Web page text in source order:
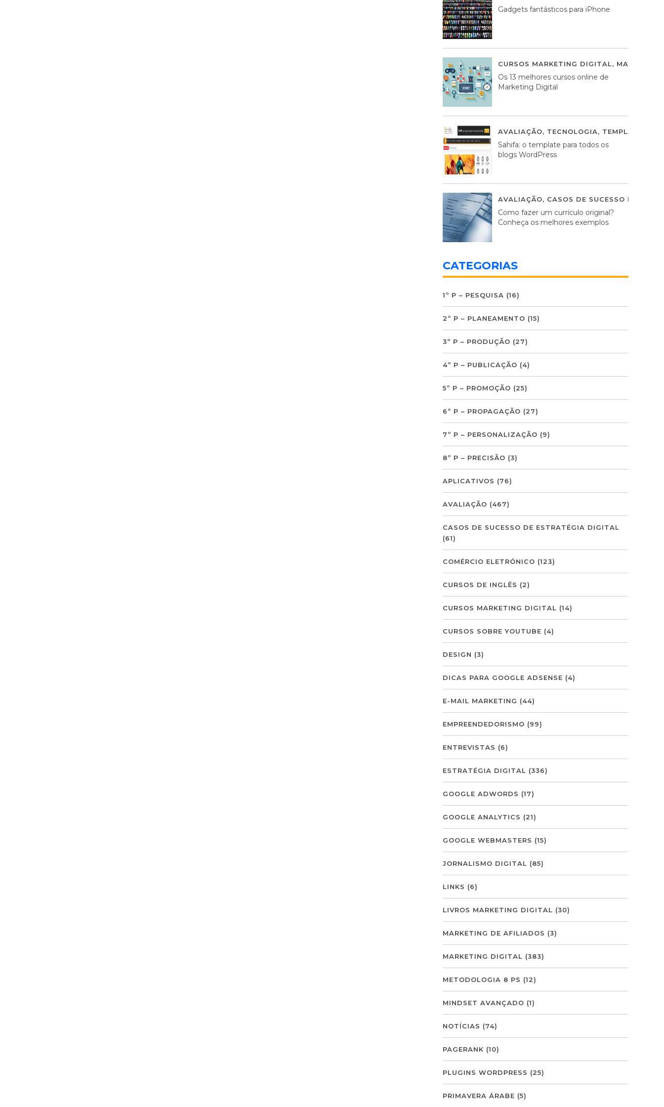
Gadgets fantásticos para iPhone
CURSOS MARKETING DIGITAL,
Os 13 melhores cursos online de
Marketing Digital
AVALIAÇÃO, TECNOLOGIA, TEMPLATES
Sahifa: o template para todos os
blogs WordPress
AVALIAÇÃO, CASOS DE SUCESSO DE
Como fazer um currículo original?
Conheça os melhores exemplos
CATEGORIAS
1º P – PESQUISA (16)
2º P – PLANEAMENTO (15)
3º P – PRODUÇÃO (27)
4º P – PUBLICAÇÃO (4)
5º P – PROMOÇÃO (25)
6º P – PROPAGAÇÃO (27)
7º P – PERSONALIZAÇÃO (9)
8º P – PRECISÃO (3)
APLICATIVOS (76)
AVALIAÇÃO (467)
CASOS DE SUCESSO DE ESTRATÉGIA DIGITAL
(61)
COMÉRCIO ELETRÓNICO (123)
CURSOS DE INGLÊS (2)
CURSOS MARKETING DIGITAL (14)
CURSOS SOBRE YOUTUBE (4)
DESIGN (3)
DICAS PARA GOOGLE ADSENSE (4)
E-MAIL MARKETING (44)
EMPREENDEDORISMO (99)
ENTREVISTAS (6)
ESTRATÉGIA DIGITAL (336)
GOOGLE ADWORDS (17)
GOOGLE ANALYTICS (21)
GOOGLE WEBMASTERS (15)
JORNALISMO DIGITAL (85)
LINKS (6)
LIVROS MARKETING DIGITAL (30)
MARKETING DE AFILIADOS (3)
MARKETING DIGITAL (383)
METODOLOGIA 8 PS (12)
MINDSET AVANÇADO (1)
NOTÍCIAS (74)
PAGERANK (10)
PLUGINS WORDPRESS (25)
PRIMAVERA ÁRABE (5)